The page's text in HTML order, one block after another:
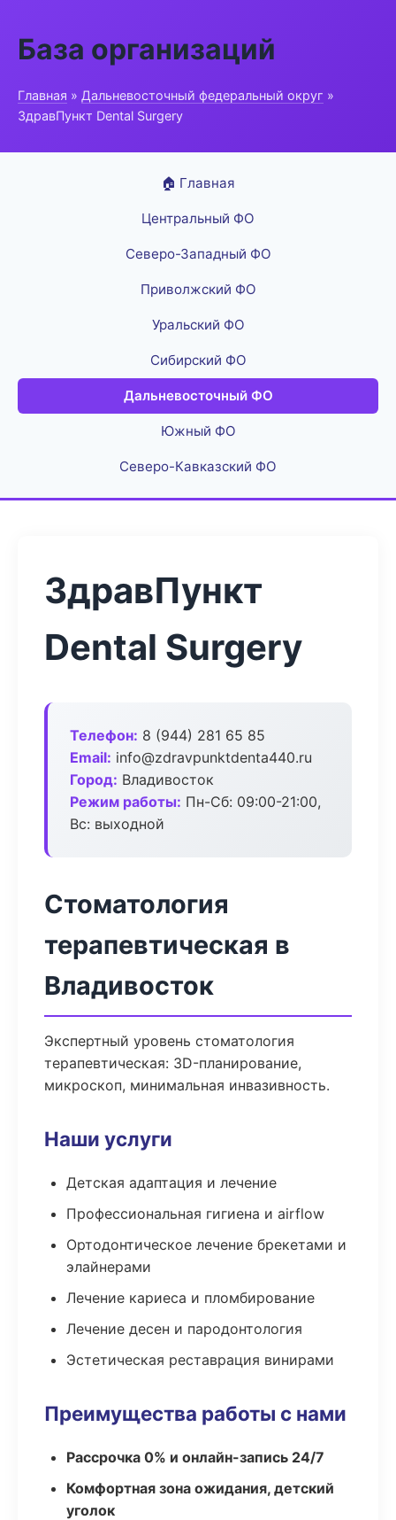
База организаций
Главная » Дальневосточный федеральный округ »
ЗдравПункт Dental Surgery
🏠 Главная
Центральный ФО
Северо-Западный ФО
Приволжский ФО
Уральский ФО
Сибирский ФО
Дальневосточный ФО
Южный ФО
Северо-Кавказский ФО
ЗдравПункт
Dental Surgery
Телефон: 8 (944) 281 65 85
Email: info@zdravpunktdenta440.ru
Город: Владивосток
Режим работы: Пн-Сб: 09:00-21:00,
Вс: выходной
Стоматология
терапевтическая в
Владивосток
Экспертный уровень стоматология
терапевтическая: 3D-планирование,
микроскоп, минимальная инвазивность.
Наши услуги
Детская адаптация и лечение
Профессиональная гигиена и airflow
Ортодонтическое лечение брекетами и
элайнерами
Лечение кариеса и пломбирование
Лечение десен и пародонтология
Эстетическая реставрация винирами
Преимущества работы с нами
Рассрочка 0% и онлайн-запись 24/7
Комфортная зона ожидания, детский
уголок